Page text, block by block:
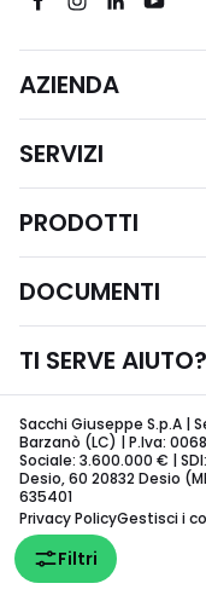
Filtri
AZIENDA
SERVIZI
PRODOTTI
DOCUMENTI
TI SERVE AIUTO?
Sacchi Giuseppe S.p.A |
Barzanò (LC) | P.Iva:
Sociale: 3.600.000 € |
Desio, 60 20832 Desio
635401
Privacy PolicyGestisci i